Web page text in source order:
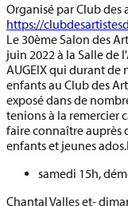
Organisé parClub des
https://
Le 30ème Salon des
juin 2022à la Salle de
AUGEIXqui durant de
enfants au Club des
exposé dans de
tenions à la remercier
faire connaître auprès
enfants et jeunes ados.
samedi 15h,
Chantal Valleset-